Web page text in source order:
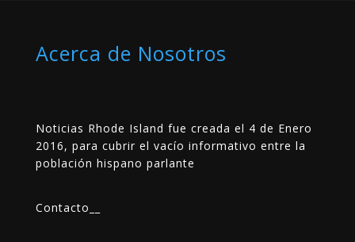
Acerca de Nosotros
Noticias Rhode Island fue creada el 4 de Enero
2016, para cubrir el vacío informativo entre la
población hispano parlante
Contacto